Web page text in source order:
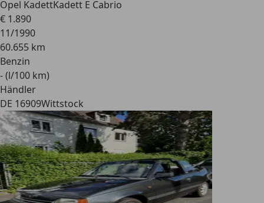
Opel KadettKadett E Cabrio
€ 1.890
11/1990
60.655 km
Benzin
- (l/100 km)
Händler
DE 16909Wittstock